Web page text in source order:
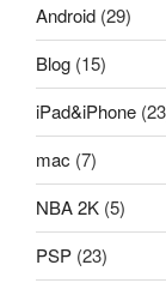
Android (29)
Blog (15)
iPad&iPhone
mac (7)
NBA 2K (5)
PSP (23)